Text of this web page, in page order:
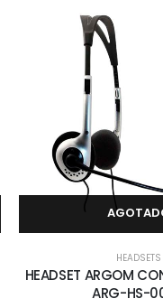
HEADSETS
HEADSET ARGOM
ARG-HS-